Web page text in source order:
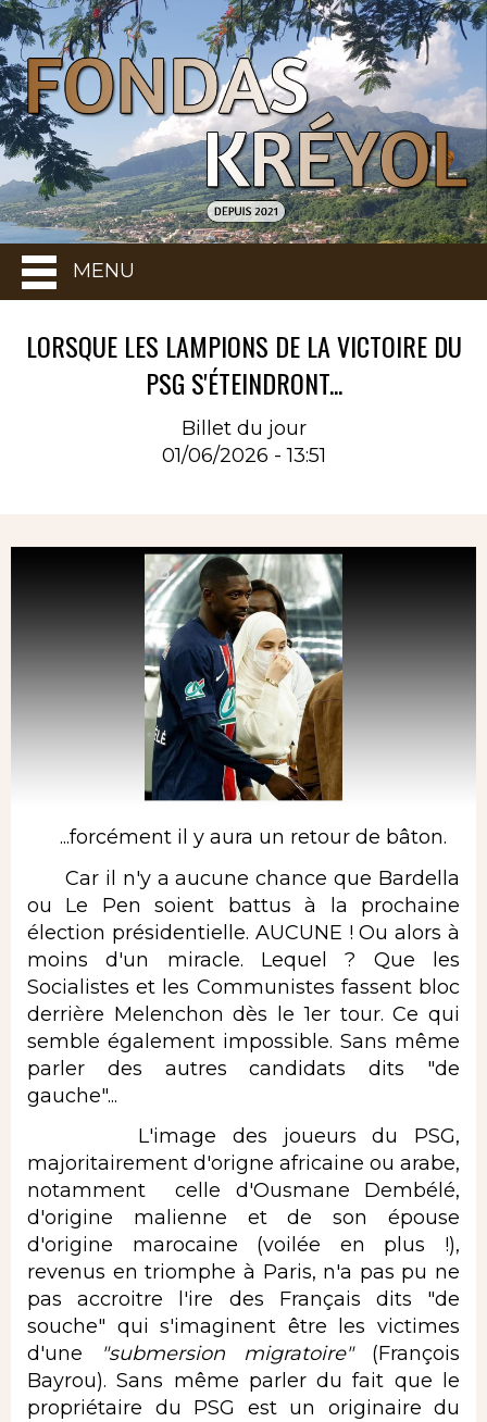
MENU
LORSQUE LES LAMPIONS DE LA VICTOIRE DU
PSG S'ÉTEINDRONT...
Billet du jour
01/06/2026 - 13:51
...forcément il y aura un retour de bâton.
Car il n'y a aucune chance que Bardella
ou Le Pen soient battus à la prochaine
élection présidentielle. AUCUNE ! Ou alors à
moins d'un miracle. Lequel ? Que les
Socialistes et les Communistes fassent bloc
derrière Melenchon dès le 1er tour. Ce qui
semble également impossible. Sans même
parler des autres candidats dits "de
gauche"...
L'image des joueurs du PSG,
majoritairement d'origne africaine ou arabe,
notamment celle d'Ousmane Dembélé,
d'origine malienne et de son épouse
d'origine marocaine (voilée en plus !),
revenus en triomphe à Paris, n'a pas pu ne
pas accroitre l'ire des Français dits "de
souche" qui s'imaginent être les victimes
d'une
"submersion migratoire" (François
Bayrou). Sans même parler du fait que le
propriétaire du PSG est un originaire du